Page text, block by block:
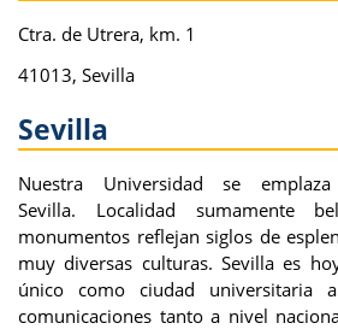
Ctra. de Utrera, km. 1
41013, Sevilla
Sevilla
Nuestra Universidad se
Sevilla. Localidad sumamente
monumentos reflejan siglos de
muy diversas culturas. Sevilla es
único como ciudad universitaria
comunicaciones tanto a nivel